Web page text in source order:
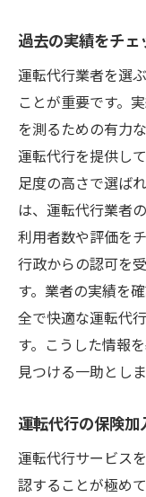
積極的な
適切な指
ドライバ
利用後の
安全性に
福岡県内で
得
利用前に
安心で
安全運転
利用時
地域の特
過去の実績をチ
運転代行業者を選
ことが重要です。
を測るための有力
運転代行を提供し
足度の高さで選ば
は、運転代行業者
利用者数や評価を
行政からの認可を
す。業者の実績を
全で快適な運転代
す。こうした情報
見つける一助としま
運転代行の保険加
運転代行サービス
認することが極め